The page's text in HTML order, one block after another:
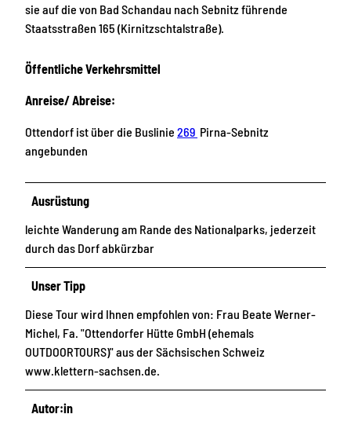
sie auf die von Bad Schandau nach Sebnitz führende
Staatsstraßen 165 (Kirnitzschtalstraße).
Öffentliche Verkehrsmittel
Anreise/ Abreise:
Ottendorf ist über die Buslinie 269 Pirna-Sebnitz
angebunden
Ausrüstung
leichte Wanderung am Rande des Nationalparks, jederzeit
durch das Dorf abkürzbar
Unser Tipp
Diese Tour wird Ihnen empfohlen von: Frau Beate Werner-
Michel, Fa. "Ottendorfer Hütte GmbH (ehemals
OUTDOORTOURS)" aus der Sächsischen Schweiz
www.klettern-sachsen.de.
Autor:in